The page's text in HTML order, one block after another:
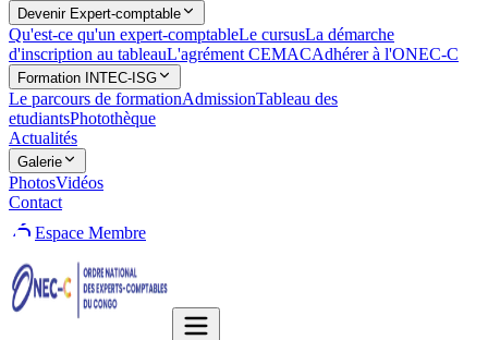
Devenir Expert-comptable
Qu'est-ce qu'un expert-comptableLe cursusLa démarche
d'inscription au tableauL'agrément CEMACAdhérer à l'ONEC-C
Formation INTEC-ISG
Le parcours de formationAdmissionTableau des
etudiantsPhotothèque
Actualités
Galerie
PhotosVidéos
Contact
Espace Membre